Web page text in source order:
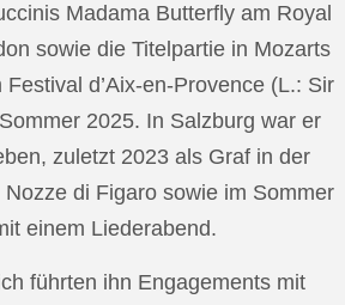
Madama Butterfly am Royal
sowie die Titelpartie in Mozarts
d’Aix-en-Provence (L.: Sir
2025. In Salzburg war er
zuletzt 2023 als Graf in der
di Figaro sowie im Sommer
einem Liederabend.
führten ihn Engagements mit